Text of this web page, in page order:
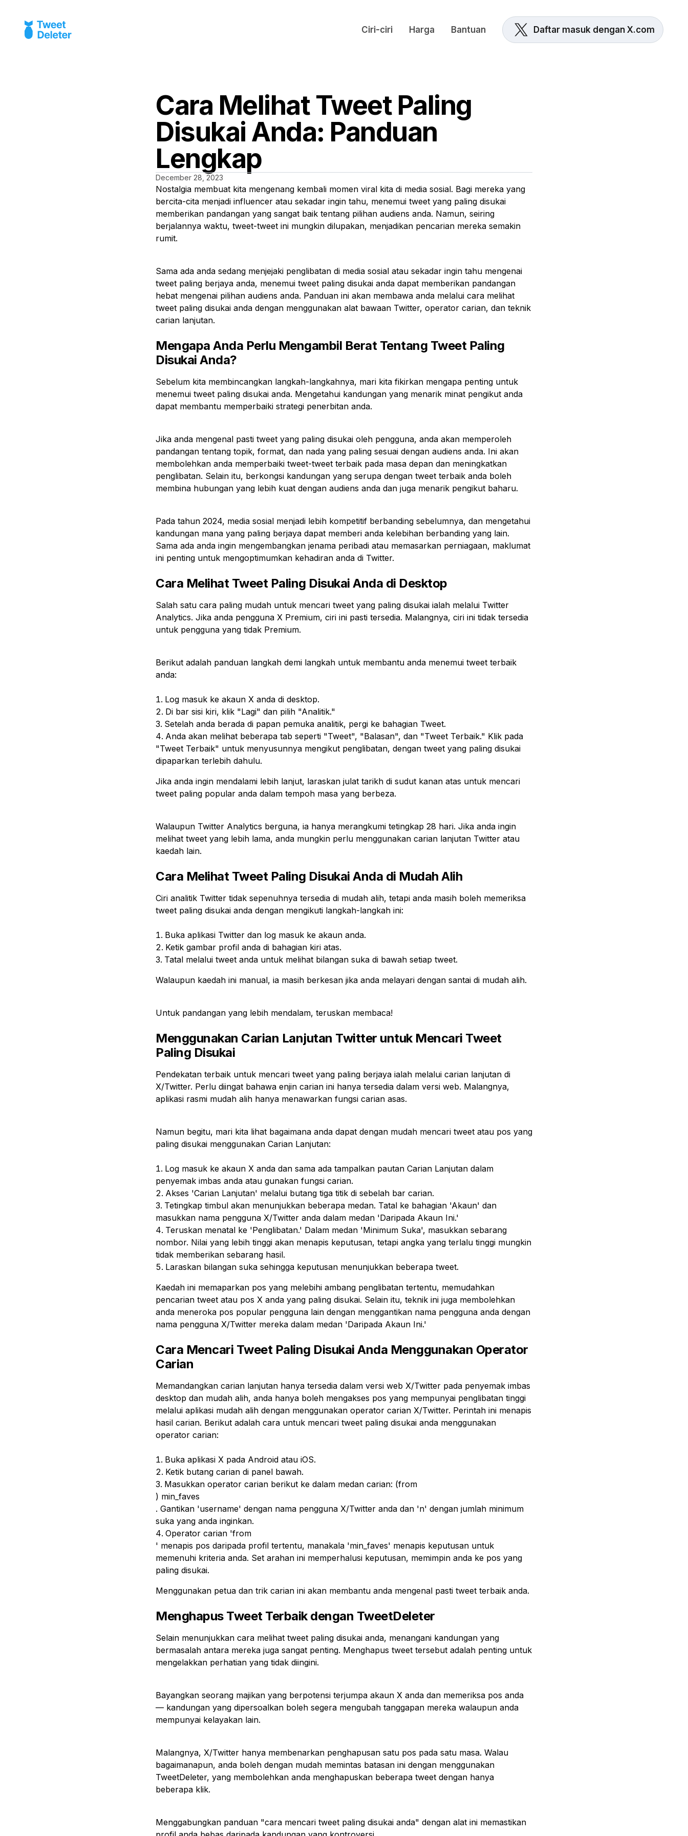
Ciri-ciri Harga Bantuan Daftar masuk dengan X.com
Cara Melihat Tweet Paling
Disukai Anda: Panduan
Lengkap
December 28, 2023
Nostalgia membuat kita mengenang kembali momen viral kita di media sosial. Bagi mereka yang
bercita-cita menjadi influencer atau sekadar ingin tahu, menemui tweet yang paling disukai
memberikan pandangan yang sangat baik tentang pilihan audiens anda. Namun, seiring
berjalannya waktu, tweet-tweet ini mungkin dilupakan, menjadikan pencarian mereka semakin
rumit.
Sama ada anda sedang menjejaki penglibatan di media sosial atau sekadar ingin tahu mengenai
tweet paling berjaya anda, menemui tweet paling disukai anda dapat memberikan pandangan
hebat mengenai pilihan audiens anda. Panduan ini akan membawa anda melalui cara melihat
tweet paling disukai anda dengan menggunakan alat bawaan Twitter, operator carian, dan teknik
carian lanjutan.
Mengapa Anda Perlu Mengambil Berat Tentang Tweet Paling
Disukai Anda?
Sebelum kita membincangkan langkah-langkahnya, mari kita fikirkan mengapa penting untuk
menemui tweet paling disukai anda. Mengetahui kandungan yang menarik minat pengikut anda
dapat membantu memperbaiki strategi penerbitan anda.
Jika anda mengenal pasti tweet yang paling disukai oleh pengguna, anda akan memperoleh
pandangan tentang topik, format, dan nada yang paling sesuai dengan audiens anda. Ini akan
membolehkan anda memperbaiki tweet-tweet terbaik pada masa depan dan meningkatkan
penglibatan. Selain itu, berkongsi kandungan yang serupa dengan tweet terbaik anda boleh
membina hubungan yang lebih kuat dengan audiens anda dan juga menarik pengikut baharu.
Pada tahun 2024, media sosial menjadi lebih kompetitif berbanding sebelumnya, dan mengetahui
kandungan mana yang paling berjaya dapat memberi anda kelebihan berbanding yang lain.
Sama ada anda ingin mengembangkan jenama peribadi atau memasarkan perniagaan, maklumat
ini penting untuk mengoptimumkan kehadiran anda di Twitter.
Cara Melihat Tweet Paling Disukai Anda di Desktop
Salah satu cara paling mudah untuk mencari tweet yang paling disukai ialah melalui Twitter
Analytics. Jika anda pengguna X Premium, ciri ini pasti tersedia. Malangnya, ciri ini tidak tersedia
untuk pengguna yang tidak Premium.
Berikut adalah panduan langkah demi langkah untuk membantu anda menemui tweet terbaik
anda:
Log masuk ke akaun X anda di desktop.
Di bar sisi kiri, klik "Lagi" dan pilih "Analitik."
Setelah anda berada di papan pemuka analitik, pergi ke bahagian Tweet.
Anda akan melihat beberapa tab seperti "Tweet", "Balasan", dan "Tweet Terbaik." Klik pada
"Tweet Terbaik" untuk menyusunnya mengikut penglibatan, dengan tweet yang paling disukai
dipaparkan terlebih dahulu.
Jika anda ingin mendalami lebih lanjut, laraskan julat tarikh di sudut kanan atas untuk mencari
tweet paling popular anda dalam tempoh masa yang berbeza.
Walaupun Twitter Analytics berguna, ia hanya merangkumi tetingkap 28 hari. Jika anda ingin
melihat tweet yang lebih lama, anda mungkin perlu menggunakan carian lanjutan Twitter atau
kaedah lain.
Cara Melihat Tweet Paling Disukai Anda di Mudah Alih
Ciri analitik Twitter tidak sepenuhnya tersedia di mudah alih, tetapi anda masih boleh memeriksa
tweet paling disukai anda dengan mengikuti langkah-langkah ini:
Buka aplikasi Twitter dan log masuk ke akaun anda.
Ketik gambar profil anda di bahagian kiri atas.
Tatal melalui tweet anda untuk melihat bilangan suka di bawah setiap tweet.
Walaupun kaedah ini manual, ia masih berkesan jika anda melayari dengan santai di mudah alih.
Untuk pandangan yang lebih mendalam, teruskan membaca!
Menggunakan Carian Lanjutan Twitter untuk Mencari Tweet
Paling Disukai
Pendekatan terbaik untuk mencari tweet yang paling berjaya ialah melalui carian lanjutan di
X/Twitter. Perlu diingat bahawa enjin carian ini hanya tersedia dalam versi web. Malangnya,
aplikasi rasmi mudah alih hanya menawarkan fungsi carian asas.
Namun begitu, mari kita lihat bagaimana anda dapat dengan mudah mencari tweet atau pos yang
paling disukai menggunakan Carian Lanjutan:
Log masuk ke akaun X anda dan sama ada tampalkan pautan Carian Lanjutan dalam
penyemak imbas anda atau gunakan fungsi carian.
Akses 'Carian Lanjutan' melalui butang tiga titik di sebelah bar carian.
Tetingkap timbul akan menunjukkan beberapa medan. Tatal ke bahagian 'Akaun' dan
masukkan nama pengguna X/Twitter anda dalam medan 'Daripada Akaun Ini.'
Teruskan menatal ke 'Penglibatan.' Dalam medan 'Minimum Suka', masukkan sebarang
nombor. Nilai yang lebih tinggi akan menapis keputusan, tetapi angka yang terlalu tinggi mungkin
tidak memberikan sebarang hasil.
Laraskan bilangan suka sehingga keputusan menunjukkan beberapa tweet.
Kaedah ini memaparkan pos yang melebihi ambang penglibatan tertentu, memudahkan
pencarian tweet atau pos X anda yang paling disukai. Selain itu, teknik ini juga membolehkan
anda meneroka pos popular pengguna lain dengan menggantikan nama pengguna anda dengan
nama pengguna X/Twitter mereka dalam medan 'Daripada Akaun Ini.'
Cara Mencari Tweet Paling Disukai Anda Menggunakan Operator
Carian
Memandangkan carian lanjutan hanya tersedia dalam versi web X/Twitter pada penyemak imbas
desktop dan mudah alih, anda hanya boleh mengakses pos yang mempunyai penglibatan tinggi
melalui aplikasi mudah alih dengan menggunakan operator carian X/Twitter. Perintah ini menapis
hasil carian. Berikut adalah cara untuk mencari tweet paling disukai anda menggunakan
operator carian:
Buka aplikasi X pada Android atau iOS.
Ketik butang carian di panel bawah.
Masukkan operator carian berikut ke dalam medan carian: (from
) min_faves
. Gantikan 'username' dengan nama pengguna X/Twitter anda dan 'n' dengan jumlah minimum
suka yang anda inginkan.
Operator carian 'from
' menapis pos daripada profil tertentu, manakala 'min_faves' menapis keputusan untuk
memenuhi kriteria anda. Set arahan ini memperhalusi keputusan, memimpin anda ke pos yang
paling disukai.
Menggunakan petua dan trik carian ini akan membantu anda mengenal pasti tweet terbaik anda.
Menghapus Tweet Terbaik dengan TweetDeleter
Selain menunjukkan cara melihat tweet paling disukai anda, menangani kandungan yang
bermasalah antara mereka juga sangat penting. Menghapus tweet tersebut adalah penting untuk
mengelakkan perhatian yang tidak diingini.
Bayangkan seorang majikan yang berpotensi terjumpa akaun X anda dan memeriksa pos anda
— kandungan yang dipersoalkan boleh segera mengubah tanggapan mereka walaupun anda
mempunyai kelayakan lain.
Malangnya, X/Twitter hanya membenarkan penghapusan satu pos pada satu masa. Walau
bagaimanapun, anda boleh dengan mudah memintas batasan ini dengan menggunakan
TweetDeleter, yang membolehkan anda menghapuskan beberapa tweet dengan hanya
beberapa klik.
Menggabungkan panduan "cara mencari tweet paling disukai anda" dengan alat ini memastikan